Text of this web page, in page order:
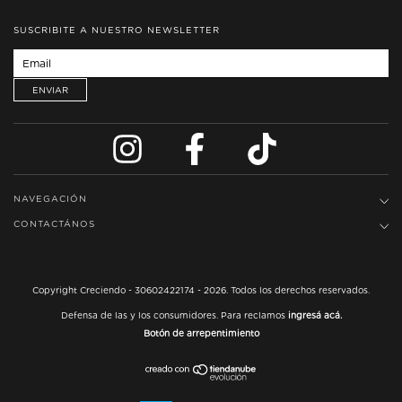
SUSCRIBITE A NUESTRO NEWSLETTER
NAVEGACIÓN
CONTACTÁNOS
Copyright Creciendo - 30602422174 - 2026. Todos los derechos reservados.
Defensa de las y los consumidores. Para reclamos ingresá acá.
Botón de arrepentimiento